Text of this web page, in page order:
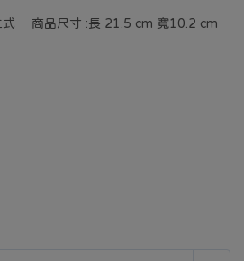
式 商品尺寸 :長 21.5 cm 寬10.2 cm